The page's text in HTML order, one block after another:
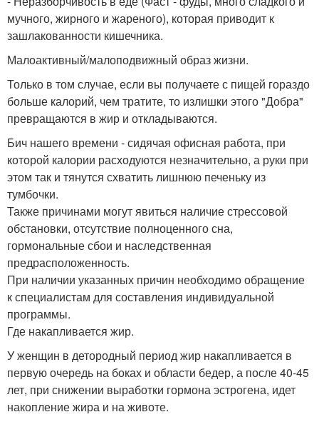
мучного, жирного и жареного), которая приводит к
зашлакованности кишечника.
Малоактивный/малоподвижный образ жизни.
Только в том случае, если вы получаете с пищей гораздо
больше калорий, чем тратите, то излишки этого "Добра"
превращаются в жир и откладываются.
Бич нашего времени - сидячая офисная работа, при
которой калории расходуются незначительно, а руки при
этом так и тянутся схватить лишнюю печеньку из
тумбочки.
Также причинами могут явиться наличие стрессовой
обстановки, отсутствие полноценного сна,
гормональные сбои и наследственная
предрасположенность.
При наличии указанных причин необходимо обращение
к специалистам для составления индивидуальной
программы.
Где накапливается жир.
У женщин в детородный период жир накапливается в
первую очередь на боках и области бедер, а после 40-45
лет, при снижении выработки гормона эстрогена, идет
накопление жира и на животе.